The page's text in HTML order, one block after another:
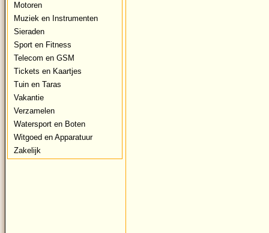
Motoren
Muziek en Instrumenten
Sieraden
Sport en Fitness
Telecom en GSM
Tickets en Kaartjes
Tuin en Taras
Vakantie
Verzamelen
Watersport en Boten
Witgoed en Apparatuur
Zakelijk